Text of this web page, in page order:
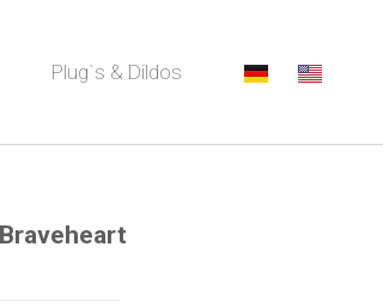
Plug`s & Dildos
Braveheart